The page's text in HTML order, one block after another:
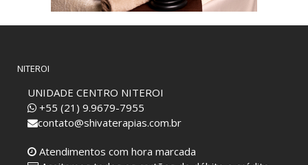
NITEROI
UNIDADE CENTRO NITEROI
+55 (21) 9.9679-7955
contato@shivaterapias.com.br
Atendimentos com hora marcada